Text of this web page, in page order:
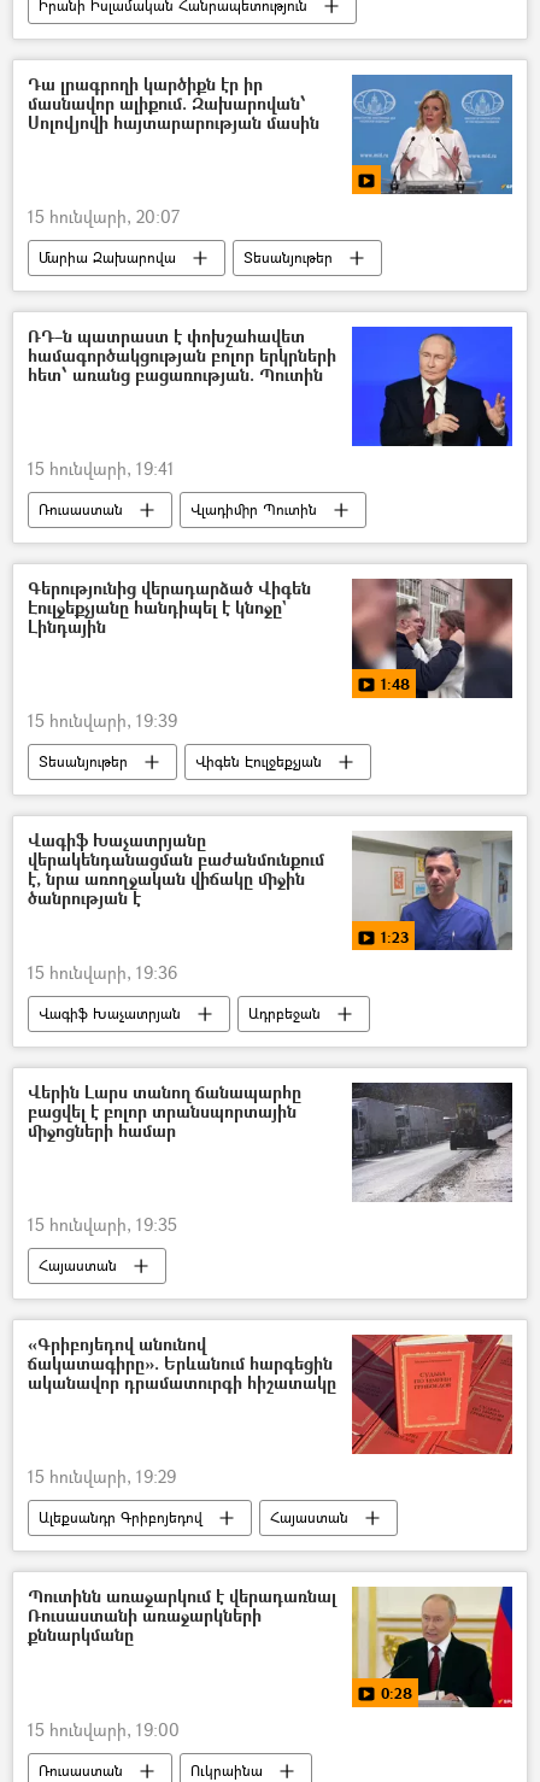
Իրանի Իսլամական Հանրապետություն
ԱՄՆ
պատժամիջոցներ
Դա լրագրողի կարծիքն էր իր
մասնավոր ալիքում. Զախարովան՝
Սոլովյովի հայտարարության մասին
15 հունվարի, 20:07
Մարիա Զախարովա
Տեսանյութեր
Վլադիմիր Սոլովյով
Հայաստան
Ռուսաստան
ՌԴ–ն պատրաստ է փոխշահավետ
համագործակցության բոլոր երկրների
հետ՝ առանց բացառության. Պուտին
15 հունվարի, 19:41
Ռուսաստան
Վլադիմիր Պուտին
Դեսպան
համագործակցություն
Գերությունից վերադարձած Վիգեն
Էուլջեքչյանը հանդիպել է կնոջը`
Լինդային
1:48
15 հունվարի, 19:39
Տեսանյութեր
Վիգեն Էուլջեքչյան
Կին
գերի Ադրբեջան
Վագիֆ Խաչատրյանը
վերակենդանացման բաժանմունքում
է, նրա առողջական վիճակը միջին
ծանրության է
1:23
15 հունվարի, 19:36
Վագիֆ Խաչատրյան
Ադրբեջան
Հայաստան
բժիշկ գերի
Վերին Լարս տանող ճանապարհը
բացվել է բոլոր տրանսպորտային
միջոցների համար
15 հունվարի, 19:35
Հայաստան
Վրաստանի Հանրապետություն
Վերին Լարս
Լարս բեռնատար
«Գրիբոյեդով անունով
ճակատագիրը». Երևանում հարգեցին
ականավոր դրամատուրգի հիշատակը
15 հունվարի, 19:29
Ալեքսանդր Գրիբոյեդով
Հայաստան
Երևան
գիրք
Պուտինն առաջարկում է վերադառնալ
Ռուսաստանի առաջարկների
քննարկմանը
0:28
15 հունվարի, 19:00
Ռուսաստան
Ուկրաինա